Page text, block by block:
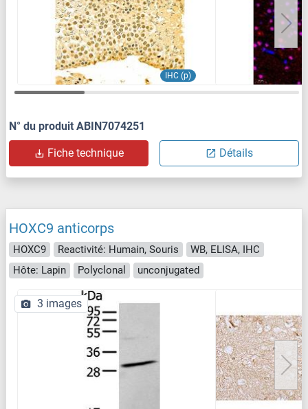
IHC (p)
N° du produit ABIN7074251
Fiche technique Détails
HOXC9 anticorps
HOXC9 Reactivité: Humain, Souris
WB, ELISA, IHC
Hôte: Lapin
Polyclonal unconjugated
3 images